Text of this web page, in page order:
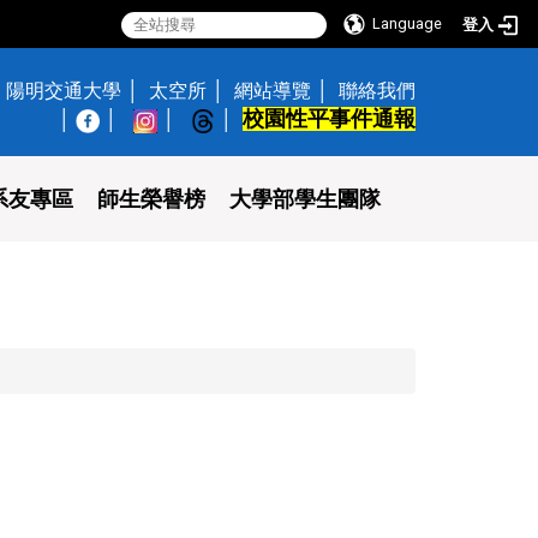
Language 登入
陽明交通大學 太空所 網站導覽
聯絡我們
校園性平事件通報
友專區 師生榮譽榜 大學部學生團隊